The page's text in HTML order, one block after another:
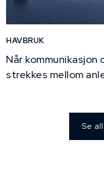
HAVBRUK
Når
strekkes mellom
Se